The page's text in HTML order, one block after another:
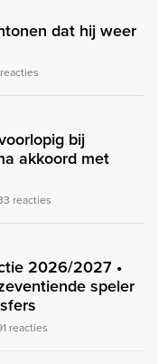
dat hij weer
bij
akkoord met
reacties
2026/2027 •
speler
reacties